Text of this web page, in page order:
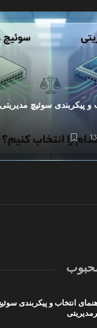
و پیکربندی سوئیچ مدیریتی
13
انتخاب و پیکربندی